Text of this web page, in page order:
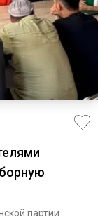
партии